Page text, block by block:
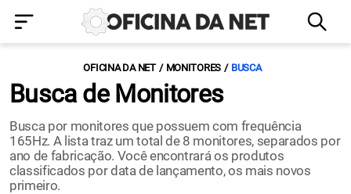
OFICINA DA NET MONITORES BUSCA
Busca de Monitores
Busca por monitores que possuem com frequência
165Hz. A lista traz um total de 8 monitores, separados por
ano de fabricação. Você encontrará os produtos
classificados por data de lançamento, os mais novos
primeiro.